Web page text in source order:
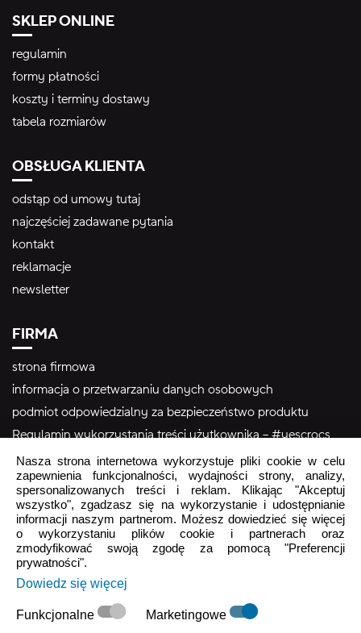
SKLEP ONLINE
regulamin
formy płatności
koszty i terminy dostawy
tabela rozmiarów
OBSŁUGA KLIENTA
odstąp od umowy tutaj
najczęściej zadawane pytania
kontakt
reklamacje
newsletter
FIRMA
strona firmowa
informacja o przetwarzaniu danych osobowych
podmiot odpowiedzialny za bezpieczeństwo produktu
Regulamin wykorzystania treści użytkownika – #yescrocs
Obsługa Klienta
Pon - Pt9:00 - 16:00
Sob - NdzZamknięte
crocs.sklep@intersocks.pl
22 230 94 60
Nasza strona internetowa wykorzystuje pliki cookie w celu
zapewnienia funkcjonalności, wydajności strony, analizy,
spersonalizowanych treści i reklam. Klikając "Akceptuj
wszystko", zgadzasz się na wykorzystanie i udostępnianie
informacji naszym partnerom. Możesz dowiedzieć się więcej
o wykorzystaniu plików cookie i partnerach oraz
zmodyfikować swoją zgodę za pomocą "Preferencji
prywatności".
Dowiedz się więcej
Funkcjonalne Marketingowe